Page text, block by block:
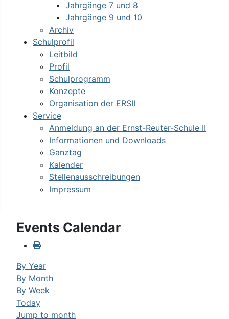
Jahrgänge 7 und 8
Jahrgänge 9 und 10
Archiv
Schulprofil
Leitbild
Profil
Schulprogramm
Konzepte
Organisation der ERSII
Service
Anmeldung an der Ernst-Reuter-Schule II
Informationen und Downloads
Ganztag
Kalender
Stellenausschreibungen
Impressum
Events Calendar
By Year
By Month
By Week
Today
Jump to month